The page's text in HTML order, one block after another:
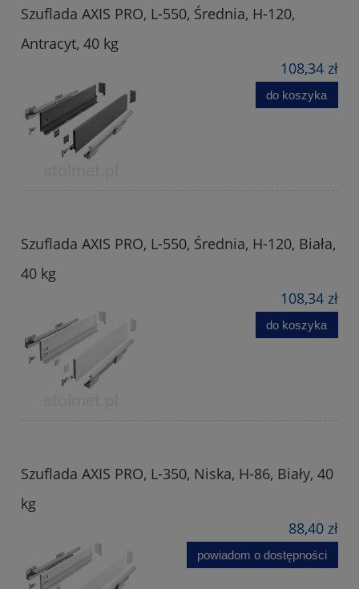
Szuflada AXIS PRO, L-550, Średnia, H-120,
Antracyt, 40 kg
108,34 zł
do koszyka
Szuflada AXIS PRO, L-550, Średnia, H-120, Biała,
40 kg
108,34 zł
do koszyka
Szuflada AXIS PRO, L-350, Niska, H-86, Biały, 40
kg
88,40 zł
powiadom o dostępności